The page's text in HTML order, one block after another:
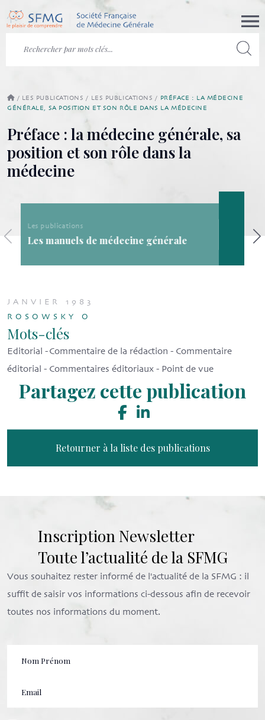
/ LES PUBLICATIONS / LES PUBLICATIONS / PRÉFACE : LA MÉDECINE
GÉNÉRALE, SA POSITION ET SON RÔLE DANS LA MÉDECINE
Préface : la médecine générale, sa
position et son rôle dans la
médecine
Les publications de la SFMG
JANVIER 1983
ROSOWSKY O
Mots-clés
Editorial - Commentaire de la rédaction - Commentaire
éditorial - Commentaires éditoriaux - Point de vue
Partagez cette publication
Retourner à la liste des publications
Inscription Newsletter
Toute l’actualité de la SFMG
Vous souhaitez rester informé de l'actualité de la SFMG : il
suffit de saisir vos informations ci-dessous afin de recevoir
toutes nos informations du moment.